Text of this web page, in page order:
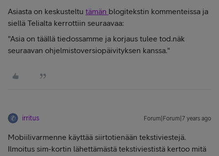
Asiasta on keskusteltu tämän blogitekstin kommenteissa ja
siellä Telialta kerrottiin seuraavaa:
"Asia on täällä tiedossamme ja korjaus tulee tod.näk
seuraavan ohjelmistoversiopäivityksen kanssa."
irritus Forum|Forum|7 years ago
Mobiilivarmenne käyttää siirtotienään tekstiviestejä.
Ilmoitus sim-kortin lähettämästä tekstiviestistä kertoo mitä